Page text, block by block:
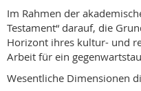
Im Rahmen der
Testament“ darauf, die
Horizont ihres kultur- und
Arbeit für ein
Wesentliche Dimensionen